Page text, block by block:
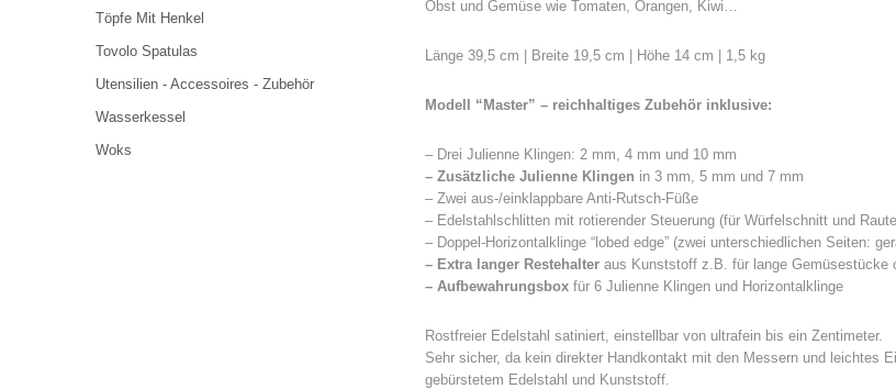
Obst und Gemüse wie Tomaten, Orangen, Kiwi…
Länge 39,5 cm | Breite 19,5 cm | Höhe 14 cm | 1,5 kg
Modell “Master” – reichhaltiges Zubehör inklusive:
– Drei Julienne Klingen: 2 mm, 4 mm und 10 mm
– Zusätzliche Julienne Klingen in 3 mm, 5 mm und 7 mm
– Zwei aus-/einklappbare Anti-Rutsch-Füße
– Edelstahlschlitten mit rotierender Steuerung (für Würfelschnitt und
– Doppel-Horizontalklinge “lobed edge” (zwei unterschiedlichen Seiten:
– Extra langer Restehalter aus Kunststoff z.B. für lange Gemüsestücke
– Aufbewahrungsbox für 6 Julienne Klingen und Horizontalklinge
Rostfreier Edelstahl satiniert, einstellbar von ultrafein bis ein Zentimeter.
Sehr sicher, da kein direkter Handkontakt mit den Messern und leichtes
gebürstetem Edelstahl und Kunststoff.
Töpfe Mit Henkel
Tovolo Spatulas
Utensilien - Accessoires - Zubehör
Wasserkessel
Woks